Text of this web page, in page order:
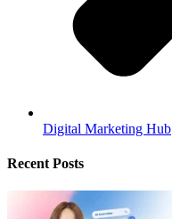
Digital Marketing Hub
Recent Posts